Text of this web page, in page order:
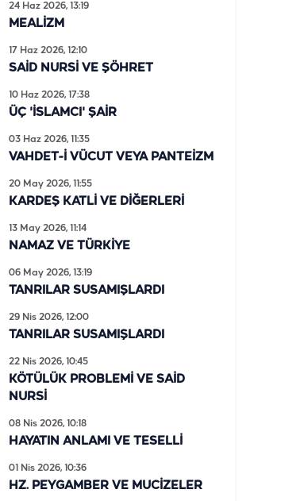
MEALİZM
24 Haz 2026, 13:19
SAİD NURSİ VE ŞÖHRET
17 Haz 2026, 12:10
ÜÇ 'İSLAMCI' ŞAİR
10 Haz 2026, 17:38
VAHDET-İ VÜCUT VEYA PANTEİZM
03 Haz 2026, 11:35
KARDEŞ KATLİ VE DİĞERLERİ
20 May 2026, 11:55
NAMAZ VE TÜRKİYE
13 May 2026, 11:14
TANRILAR SUSAMIŞLARDI
06 May 2026, 13:19
TANRILAR SUSAMIŞLARDI
29 Nis 2026, 12:00
KÖTÜLÜK PROBLEMİ VE SAİD
NURSİ
22 Nis 2026, 10:45
HAYATIN ANLAMI VE TESELLİ
08 Nis 2026, 10:18
HZ. PEYGAMBER VE MUCİZELER
01 Nis 2026, 10:36